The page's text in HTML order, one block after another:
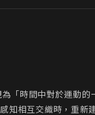
「時間中對於運動
知相互交織時，重